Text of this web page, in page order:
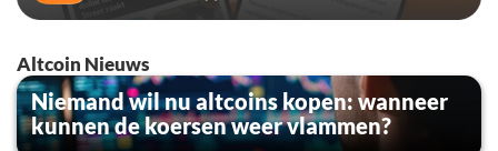
Altcoin Nieuws
Niemand wil nu altcoins kopen: wanneer
kunnen de koersen weer vlammen?